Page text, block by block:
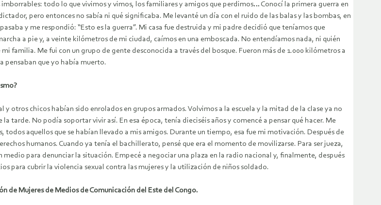
todo lo que vivimos y vimos, los familiares y amigos que perdimos… Conocí la primera guerra en
pero entonces no sabía ni qué significaba. Me levanté un día con el ruido de las balas y las bombas, en
y me respondió: “Esto es la guerra”. Mi casa fue destruida y mi padre decidió que teníamos que
a pie y, a veinte kilómetros de mi ciudad, caímos en una emboscada. No entendíamos nada, ni quién
familia. Me fui con un grupo de gente desconocida a través del bosque. Fueron más de 1.000 kilómetros a
pensaban que yo había muerto.
otros chicos habían sido enrolados en grupos armados. Volvimos a la escuela y la mitad de la clase ya no
tarde. No podía soportar vivir así. En esa época, tenía dieciséis años y comencé a pensar qué hacer. Me
todos aquellos que se habían llevado a mis amigos. Durante un tiempo, esa fue mi motivación. Después de
humanos. Cuando ya tenía el bachillerato, pensé que era el momento de movilizarse. Para ser jueza,
para denunciar la situación. Empecé a negociar una plaza en la radio nacional y, finalmente, después
para cubrir la violencia sexual contra las mujeres y la utilización de niños soldado.
de Mujeres de Medios de Comunicación del Este del Congo.